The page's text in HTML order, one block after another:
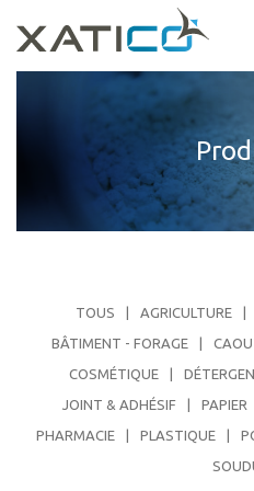
A
Politique
Politique
Recherche
FR
TOUS AGRICULTURE
BÂTIMENT - FORAGE
COSMÉTIQUE
JOINT & ADHÉSIF
PAPIER
PHARMACIE
PLASTIQUE